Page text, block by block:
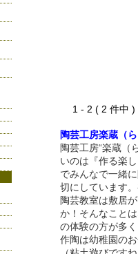
1 - 2 ( 2 件
陶芸工房楽蔵（
陶芸工房“楽蔵（
いのは『作る楽
でみんなで一緒
切にしています
陶芸教室は敷居
か！そんなこと
の体験の方が多
作陶は幼稚園の